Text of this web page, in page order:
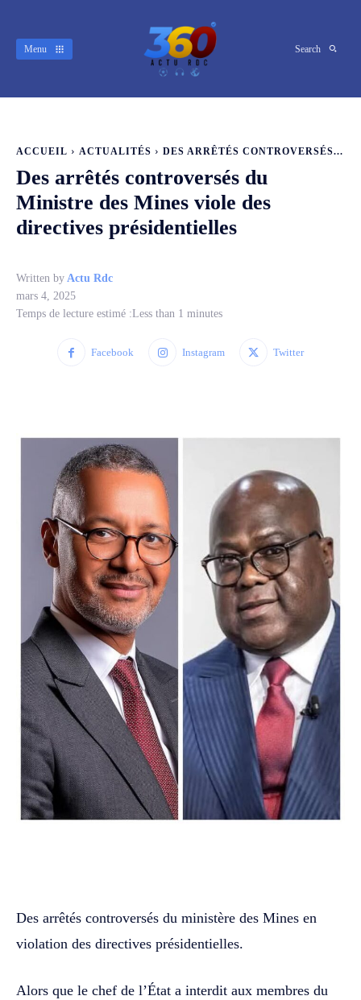
Menu Search
ACCUEIL ACTUALITÉS DES ARRÊTÉS CONTROVERSÉS...
Des arrêtés controversés du
Ministre des Mines viole des
directives présidentielles
Written by Actu Rdc
mars 4, 2025
Temps de lecture estimé :Less than 1 minutes
Facebook Instagram Twitter
Des arrêtés controversés du ministère des Mines en
violation des directives présidentielles.
Alors que le chef de l’État a interdit aux membres du